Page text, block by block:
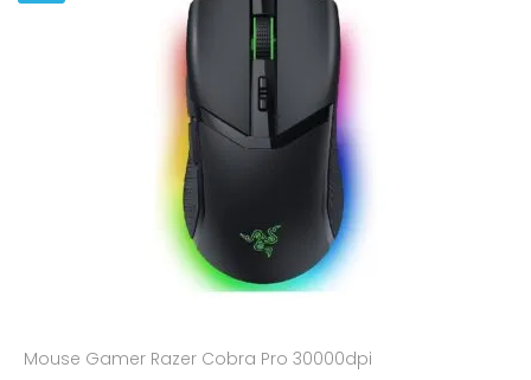
Mouse Gamer Razer Cobra Pro 30000dpi